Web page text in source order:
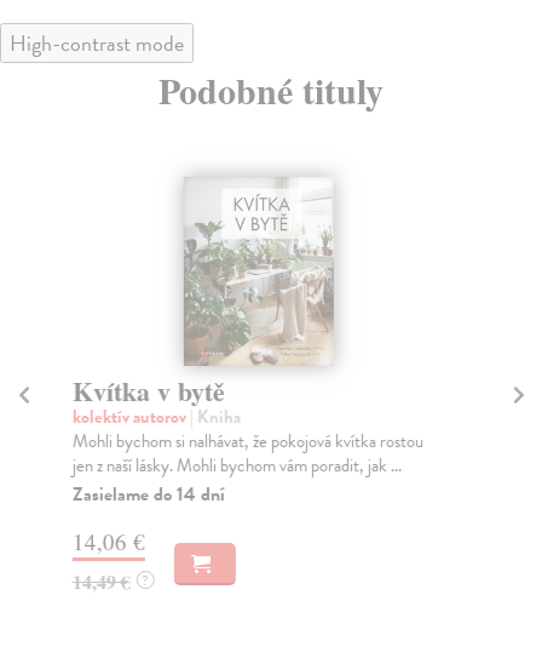
High-contrast mode
Podobné tituly
Kvítka v bytě
kolektív autorov| Kniha
Mohli bychom si nalhávat, že pokojová kvítka rostou
jen z naší lásky. Mohli bychom vám poradit, jak ...
Zasielame do 14 dní
14,06 €
14,49 € ?